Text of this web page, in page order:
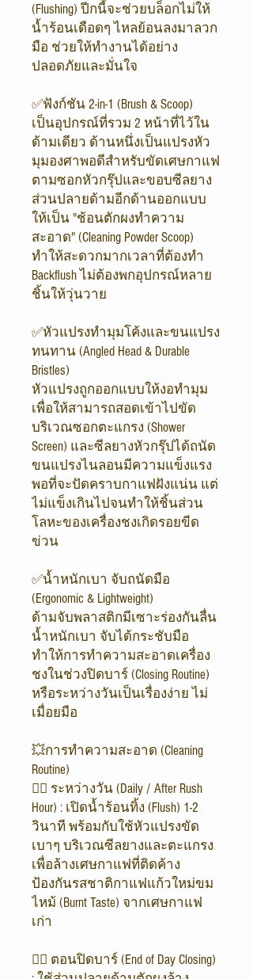
(Flushing) ปีกนี้จะช่วยบล็อกไม่ให้
น้ำร้อนเดือดๆ ไหลย้อนลงมาลวก
มือ ช่วยให้ทำงานได้อย่าง
ปลอดภัยและมั่นใจ
✅ฟังก์ชัน 2-in-1 (Brush & Scoop)
เป็นอุปกรณ์ที่รวม 2 หน้าที่ไว้ใน
ด้ามเดียว ด้านหนึ่งเป็นแปรงหัว
มุมองศาพอดีสำหรับขัดเศษกาแฟ
ตามซอกหัวกรุ๊ปและขอบซีลยาง
ส่วนปลายด้ามอีกด้านออกแบบ
ให้เป็น "ช้อนตักผงทำความ
สะอาด" (Cleaning Powder Scoop)
ทำให้สะดวกมากเวลาที่ต้องทำ
Backflush ไม่ต้องพกอุปกรณ์หลาย
ชิ้นให้วุ่นวาย
✅หัวแปรงทำมุมโค้งและขนแปรง
ทนทาน (Angled Head & Durable
Bristles)
หัวแปรงถูกออกแบบให้งอทำมุม
เพื่อให้สามารถสอดเข้าไปขัด
บริเวณซอกตะแกรง (Shower
Screen) และซีลยางหัวกรุ๊ปได้ถนัด
ขนแปรงไนลอนมีความแข็งแรง
พอที่จะปัดคราบกาแฟฝังแน่น แต่
ไม่แข็งเกินไปจนทำให้ชิ้นส่วน
โลหะของเครื่องชงเกิดรอยขีด
ข่วน
✅น้ำหนักเบา จับถนัดมือ
(Ergonomic & Lightweight)
ด้ามจับพลาสติกมีเซาะร่องกันลื่น
น้ำหนักเบา จับได้กระชับมือ
ทำให้การทำความสะอาดเครื่อง
ชงในช่วงปิดบาร์ (Closing Routine)
หรือระหว่างวันเป็นเรื่องง่าย ไม่
เมื่อยมือ
💥การทำความสะอาด (Cleaning
Routine)
👉🏻 ระหว่างวัน (Daily / After Rush
Hour) : เปิดน้ำร้อนทิ้ง (Flush) 1-2
วินาที พร้อมกับใช้หัวแปรงขัด
เบาๆ บริเวณซีลยางและตะแกรง
เพื่อล้างเศษกาแฟที่ติดค้าง
ป้องกันรสชาติกาแฟแก้วใหม่ขม
ไหม้ (Burnt Taste) จากเศษกาแฟ
เก่า
👉🏻 ตอนปิดบาร์ (End of Day Closing)